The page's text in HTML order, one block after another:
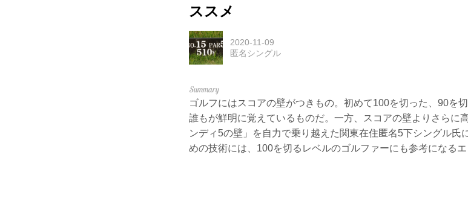
ススメ
2020-11-09
匿名シングル
ゴルフにはスコアの壁がつきもの。初めて100を切った、90を
誰もが鮮明に覚えているものだ。一方、スコアの壁よりさらに
ンディ5の壁」を自力で乗り越えた関東在住匿名5下シングル氏
めの技術には、100を切るレベルのゴルファーにも参考になる